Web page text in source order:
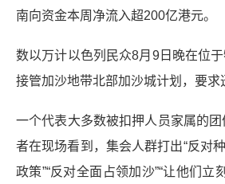
南向资金本周净流入超200亿港元。
数以万计以色列民众8月9日晚在位
接管加沙地带北部加沙城计划，要
一个代表大多数被扣押人员家属的
者在现场看到，集会人群打出“反对
政策”“反对全面占领加沙”“让他们